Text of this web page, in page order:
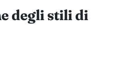
degli stili di